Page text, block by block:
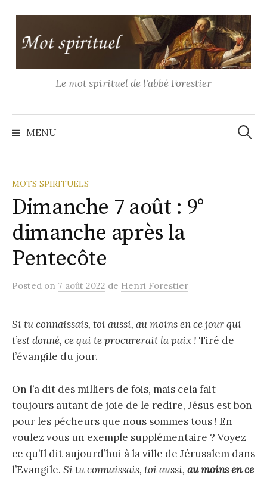
contenu
Le mot spirituel de l'abbé Forestier
MENU
MOTS SPIRITUELS
Dimanche 7 août : 9°
dimanche après la
Pentecôte
Posted on 7 août 2022 de Henri Forestier
Si tu connaissais, toi aussi, au moins en ce jour qui
t’est donné, ce qui te procurerait la paix ! Tiré de
l’évangile du jour.
On l’a dit des milliers de fois, mais cela fait
toujours autant de joie de le redire, Jésus est bon
pour les pécheurs que nous sommes tous ! En
voulez vous un exemple supplémentaire ? Voyez
ce qu’Il dit aujourd’hui à la ville de Jérusalem dans
l’Evangile. Si tu connaissais, toi aussi, au moins en ce